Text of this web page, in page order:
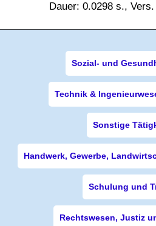
Dauer: 0.0298 s.,
Sozial- und
Technik &
Sonstige
Handwerk, Gewerbe,
Schulung und
Rechtswesen, Justiz